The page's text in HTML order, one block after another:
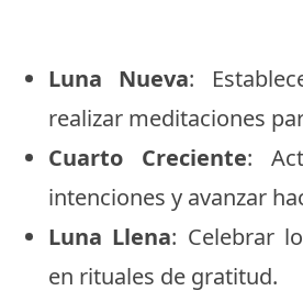
Luna Nueva:
realizar meditaciones
Cuarto Creciente:
intenciones y avanzar
Luna Llena: Celebrar
en rituales de gratitud.